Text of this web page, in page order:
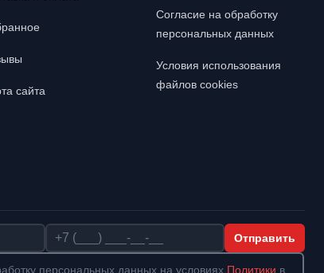
сайта
Согласие на обработку
персональных данных
Условия использования
файлов cookies
Телефон Отправить
персональных данных на условиях Политики в